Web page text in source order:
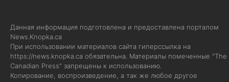
Данная информация подготовлена и предоставлена порталом
News.Knopka.ca
При использовании материалов сайта гиперссылка на
https://news.knopka.ca обязательна. Материалы помеченные "The
Canadian Press" запрещены к использованию.
Копирование, воспроизведение, а так же любое другое